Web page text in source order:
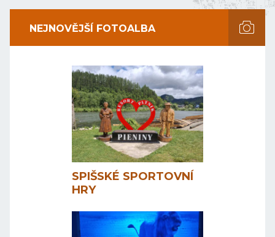
NEJNOVĚJŠÍ FOTOALBA
SPIŠSKÉ SPORTOVNÍ
HRY